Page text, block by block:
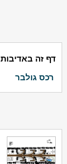
דף זה באדיבות
רכס גולבר